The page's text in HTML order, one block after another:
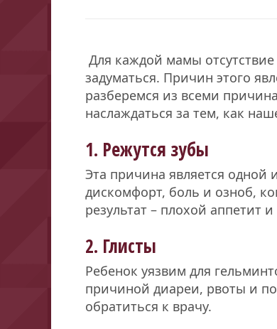
Для каждой мамы
задуматься. Причин этого
разберемся из всеми
наслаждаться за тем, как
1. Режутся зубы
Эта причина является
дискомфорт, боль и озноб,
результат – плохой аппетит и
2. Глисты
Ребенок уязвим для
причиной диареи, рвоты и
обратиться к врачу.